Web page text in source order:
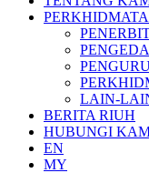
LAIN-
BERITA RIUH
HUBUNGI
EN
MY